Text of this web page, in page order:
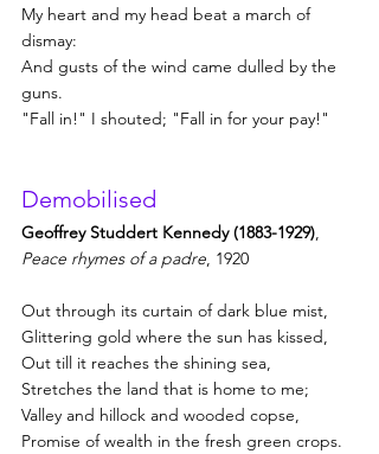
My heart and my head beat a march of
dismay:
And gusts of the wind came dulled by the
guns.
"Fall in!" I shouted; "Fall in for your pay!"
Demobilised
Geoffrey Studdert Kennedy (1883-1929),
Peace rhymes of a padre, 1920
Out through its curtain of dark blue mist,
Glittering gold where the sun has kissed,
Out till it reaches the shining sea,
Stretches the land that is home to me;
Valley and hillock and wooded copse,
Promise of wealth in the fresh green crops.